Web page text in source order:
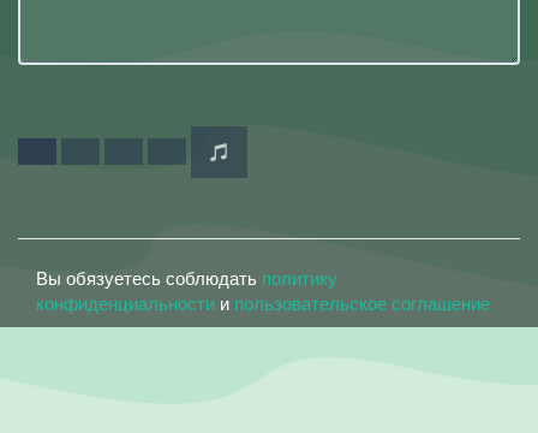
Вы обязуетесь соблюдать политику
конфиденциальности и пользовательское соглашение